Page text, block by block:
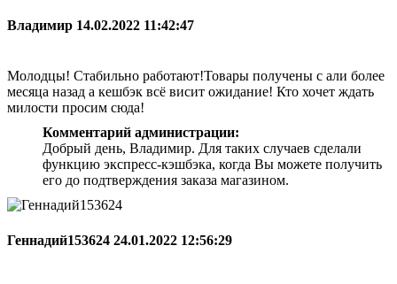
Владимир 14.02.2022 11:42:47
Молодцы! Стабильно работают!Товары получены с али более
месяца назад а кешбэк всё висит ожидание! Кто хочет ждать
милости просим сюда!
Комментарий администрации:
Добрый день, Владимир. Для таких случаев сделали
функцию экспресс-кэшбэка, когда Вы можете получить
его до подтверждения заказа магазином.
Геннадий153624 24.01.2022 12:56:29